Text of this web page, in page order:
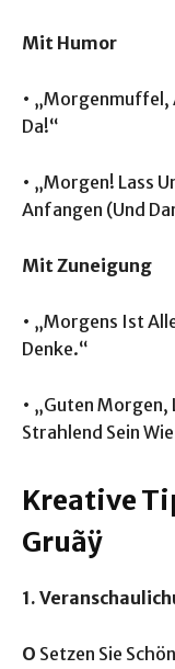
Mit Humor
•
Da!“
• „Morgen! Lass
Anfangen (Und
Mit Zuneigung
• „Morgens Ist
Denke.“
• „Guten Morgen,
Strahlend Sein
Kreative
Gruãÿ
1.
O Setzen Sie